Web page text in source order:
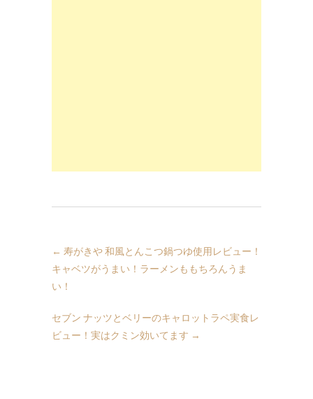
← 寿がきや 和風とんこつ鍋つゆ使用レビュー！
キャベツがうまい！ラーメンももちろんうま
い！
セブン ナッツとベリーのキャロットラペ実食レ
ビュー！実はクミン効いてます →